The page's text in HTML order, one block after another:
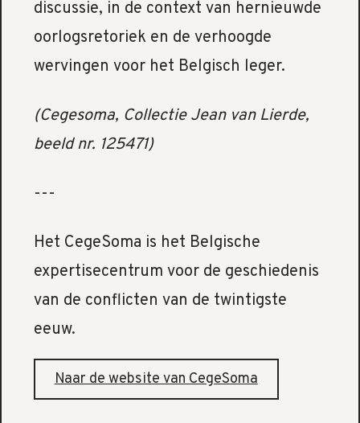
discussie, in de context van hernieuwde
oorlogsretoriek en de verhoogde
wervingen voor het Belgisch leger.
(Cegesoma, Collectie Jean van Lierde,
beeld nr. 125471)
---
Het CegeSoma is het Belgische
expertisecentrum voor de geschiedenis
van de conflicten van de twintigste
eeuw.
Naar de website van CegeSoma